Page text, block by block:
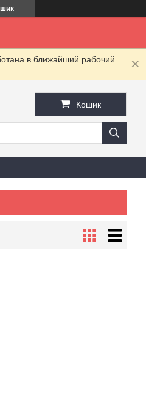
в ближайший рабочий
Кошик